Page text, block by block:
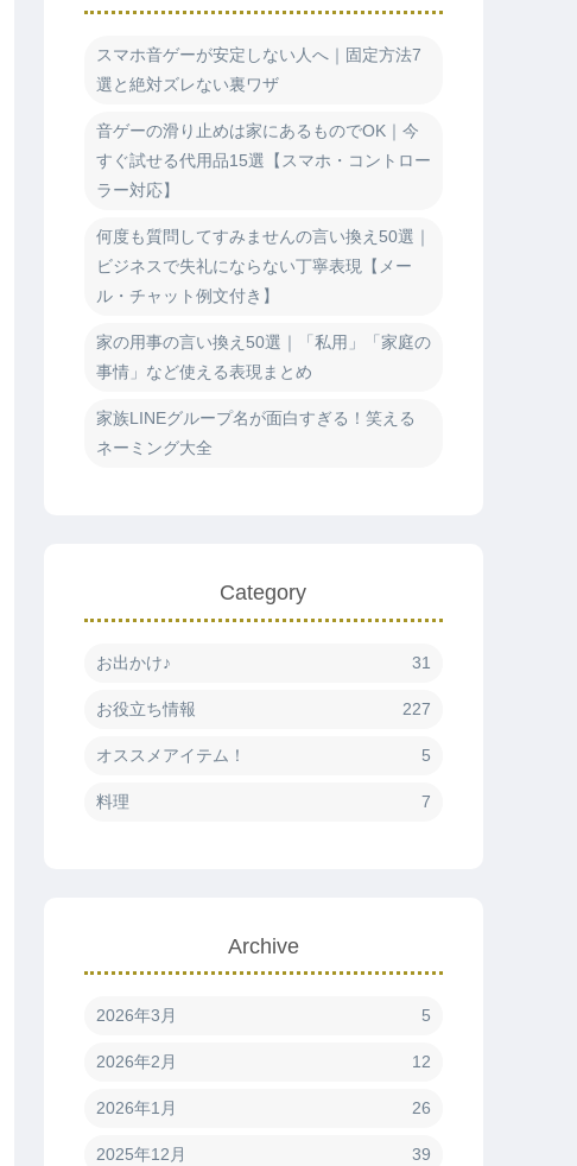
スマホ音ゲーが安定しない人へ｜固定方法7
選と絶対ズレない裏ワザ
音ゲーの滑り止めは家にあるものでOK｜今
すぐ試せる代用品15選【スマホ・コントロー
ラー対応】
何度も質問してすみませんの言い換え50選｜
ビジネスで失礼にならない丁寧表現【メー
ル・チャット例文付き】
家の用事の言い換え50選｜「私用」「家庭の
事情」など使える表現まとめ
家族LINEグループ名が面白すぎる！笑える
ネーミング大全
Category
お出かけ♪ 31
お役立ち情報 227
オススメアイテム！ 5
料理 7
Archive
2026年3月 5
2026年2月 12
2026年1月 26
2025年12月 39